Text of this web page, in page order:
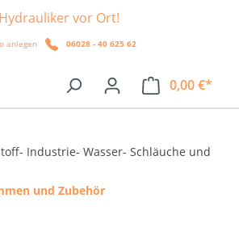
vor Ort!
anlegen 06028 - 40 625 62
0,00 €*
Industrie- Wasser- Schläuche und
und Zubehör